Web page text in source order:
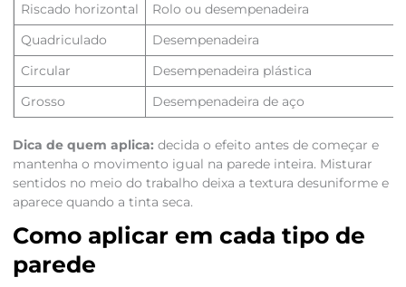
Riscado horizontal Rolo ou desempenadeira
Quadriculado Desempenadeira
Circular Desempenadeira plástica
Grosso Desempenadeira de aço
Dica de quem aplica: decida o efeito antes de começar e
mantenha o movimento igual na parede inteira. Misturar
sentidos no meio do trabalho deixa a textura desuniforme e
aparece quando a tinta seca.
Como aplicar em cada tipo de
parede